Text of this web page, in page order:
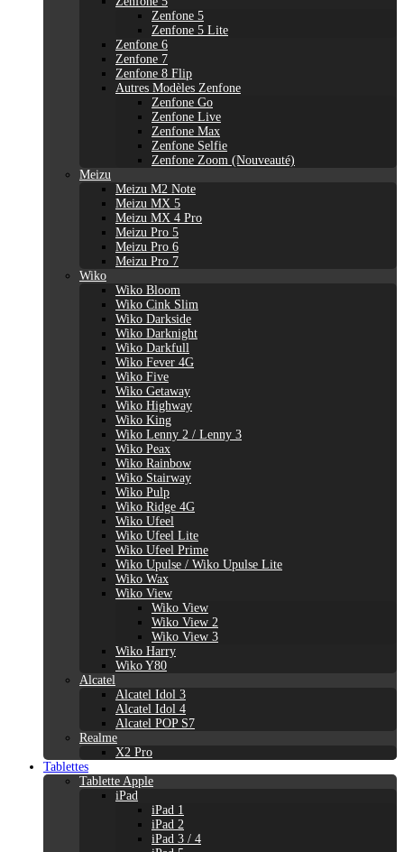
Zenfone 5
Zenfone 5 Lite
Zenfone 6
Zenfone 7
Zenfone 8 Flip
Autres Modèles Zenfone
Zenfone Go
Zenfone Live
Zenfone Max
Zenfone Selfie
Zenfone Zoom (Nouveauté)
Meizu
Meizu M2 Note
Meizu MX 5
Meizu MX 4 Pro
Meizu Pro 5
Meizu Pro 6
Meizu Pro 7
Wiko
Wiko Bloom
Wiko Cink Slim
Wiko Darkside
Wiko Darknight
Wiko Darkfull
Wiko Fever 4G
Wiko Five
Wiko Getaway
Wiko Highway
Wiko King
Wiko Lenny 2 / Lenny 3
Wiko Peax
Wiko Rainbow
Wiko Stairway
Wiko Pulp
Wiko Ridge 4G
Wiko Ufeel
Wiko Ufeel Lite
Wiko Ufeel Prime
Wiko Upulse / Wiko Upulse Lite
Wiko Wax
Wiko View
Wiko View
Wiko View 2
Wiko View 3
Wiko Harry
Wiko Y80
Alcatel
Alcatel Idol 3
Alcatel Idol 4
Alcatel POP S7
Realme
X2 Pro
Tablettes
Tablette Apple
iPad
iPad 1
iPad 2
iPad 3 / 4